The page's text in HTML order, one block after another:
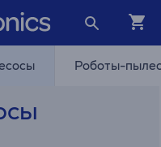
Роботы-